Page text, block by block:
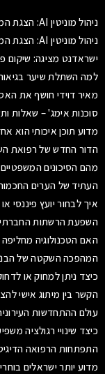
ניהול מוניטין AI: הצגת המידע הנכון בפני בוטים ומנועי תשובות
ניהול מוניטין AI: הצגת המידע הנכון בפני בוטים ומנועי תשובות
ישראדנט מציגה: שיקום
למה השתלת שיער
מאיר דוידי חושף את
סוכנות אימג' – שאלות
מדוע תוכן איכותי הוא
הדור החדש של רפואת
מהם הסיכונים
העתיד של הערים
איך לבחור יועץ פיננסי
השפעת הרשתות
האם הטכנולוגיה
המהפכה השקטה של
כיצד ניתן למחוק או
הקשר בין מיתוג אישי
עולם ההתחדשות
כיצד שינויי רגולציה
התפתחות הרפואה
מדוע יותר ישראלים